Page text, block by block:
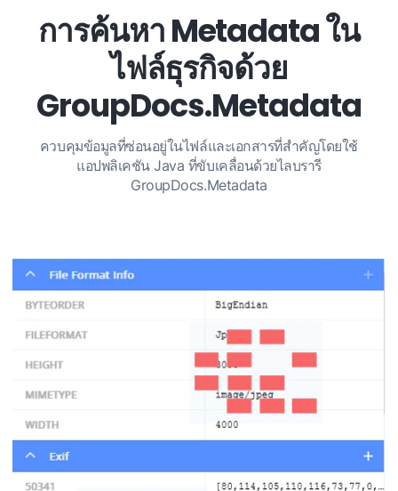
การค้นหา Metadata ใน
ไฟล์ธุรกิจด้วย
GroupDocs.Metadata
ควบคุมข้อมูลที่ซ่อนอยู่ในไฟล์และเอกสารที่สำคัญโดยใช้
แอปพลิเคชัน Java ที่ขับเคลื่อนด้วยไลบรารี
GroupDocs.Metadata